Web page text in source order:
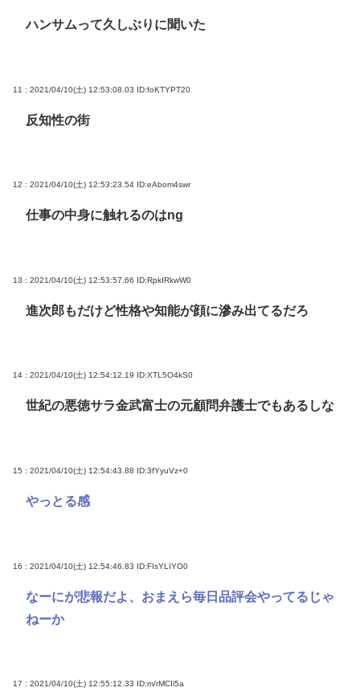
ハンサムって久しぶりに聞いた
11 : 2021/04/10(土) 12:53:08.03 ID:foKTYPT20
反知性の街
12 : 2021/04/10(土) 12:53:23.54 ID:eAbom4swr
仕事の中身に触れるのはng
13 : 2021/04/10(土) 12:53:57.66 ID:RpkIRkwW0
進次郎もだけど性格や知能が顔に滲み出てるだろ
14 : 2021/04/10(土) 12:54:12.19 ID:XTL5O4kS0
世紀の悪徳サラ金武富士の元顧問弁護士でもあるしな
15 : 2021/04/10(土) 12:54:43.88 ID:3fYyuVz+0
やっとる感
16 : 2021/04/10(土) 12:54:46.83 ID:FIsYLIYO0
なーにが悲報だよ、おまえら毎日品評会やってるじゃ
ねーか
17 : 2021/04/10(土) 12:55:12.33 ID:m/rMCIi5a